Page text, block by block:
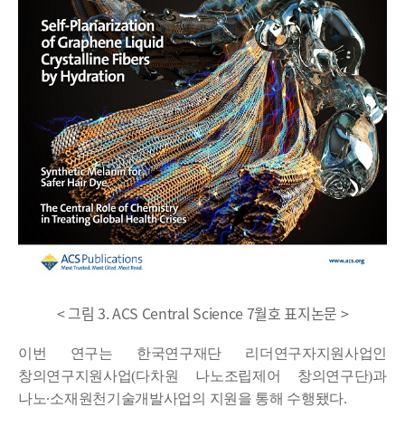
< 그림 3. ACS Central Science 7월호 표지논문 >
이번 연구는 한국연구재단 리더연구자지원사업인
창의연구지원사업(다차원 나노조립제어 창의연구단)과
나노·소재원천기술개발사업의 지원을 통해 수행됐다.